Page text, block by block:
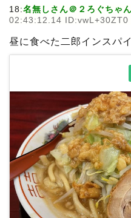
18:名無しさん＠２ろぐちゃ
02:43:12.14 ID:vwL+30ZT0
昼に食べた二郎インスパ